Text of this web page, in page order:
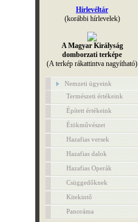
Hírlevéltár
(korábbi hírlevelek)
A Magyar Királyság
domborzati terképe
(A terkép rákattintva nagyítható)
Nemzeti ügyeink
Természeti értékeink
Épített értékeink
Étökművészet
Hazafias versek
Hazafias dalok
Hazafias Operák
Csüggedőknek
Kitekintő
Panoráma